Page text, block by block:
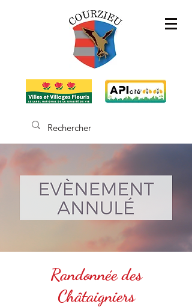
Randonnée des
Châtaigniers